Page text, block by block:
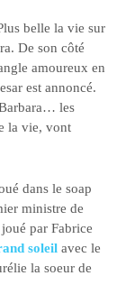
belle la vie sur
De son côté
amoureux en
est annoncé.
les
la vie, vont
dans le soap
ministre de
par Fabrice
soleil avec le
la soeur de